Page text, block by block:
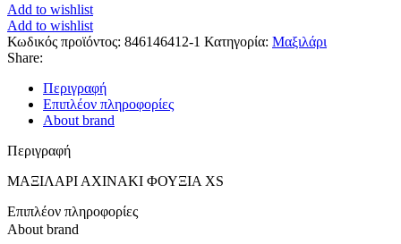
Add to wishlist
Add to wishlist
Κωδικός προϊόντος: 846146412-1 Κατηγορία: Μαξιλάρι
Share:
Περιγραφή
Επιπλέον πληροφορίες
About brand
Περιγραφή
ΜΑΞΙΛΑΡΙ ΑΧΙΝΑΚΙ ΦΟΥΞΙΑ XS
Επιπλέον πληροφορίες
About brand